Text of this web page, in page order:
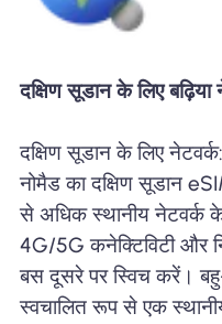
दक्षिण सूडान के लिए
दक्षिण सूडान के लिए
नोमैड का दक्षिण सूडान
से अधिक स्थानीय नेटवर्क
4G/5G कनेक्टिविटी और
बस दूसरे पर स्विच करें।
स्वचालित रूप से एक